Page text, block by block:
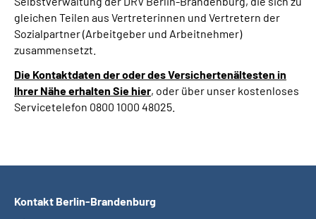
gleichen Teilen aus Vertreterinnen und Vertretern der
Sozialpartner (Arbeitgeber und Arbeitnehmer)
zusammensetzt.
Die Kontaktdaten der oder des Versichertenältesten in
Ihrer Nähe erhalten Sie hier, oder über unser kostenloses
Servicetelefon 0800 1000 48025.
Kontakt Berlin-Brandenburg